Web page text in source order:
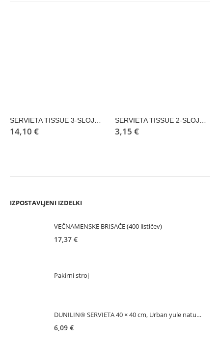
14,10 € 3,15 €
IZPOSTAVLJENI IZDELKI
VEČNAMENSKE BRISAČE (400 lističev)
17,37 €
Pakirni stroj
DUNILIN® SERVIETA 40 × 40 cm, Urban yule natura, 50 kosov
6,09 €